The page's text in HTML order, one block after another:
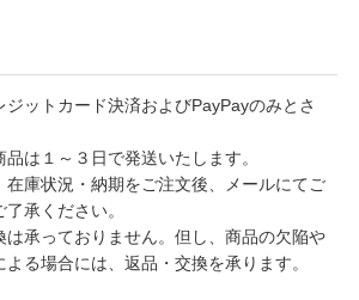
ジットカード決済およびPayPayのみとさ
は１～３日で発送いたします。
在庫状況・納期をご注文後、メールにてご
承ください。
は承っておりません。但し、商品の欠陥や
る場合には、返品・交換を承ります。